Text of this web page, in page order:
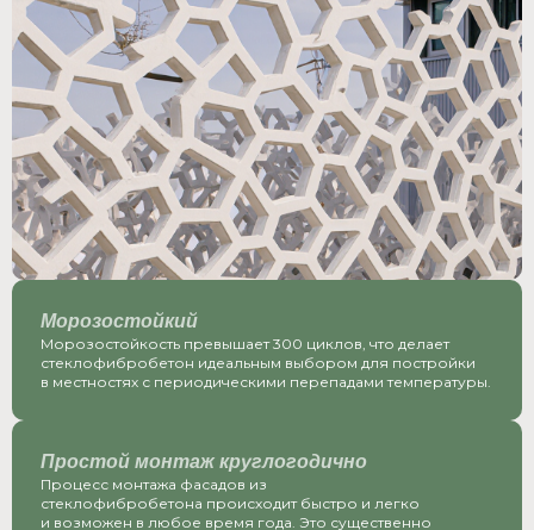
Морозостойкий
Морозостойкость превышает 300 циклов, что делает
стеклофибробетон идеальным выбором для постройки
в местностях с периодическими перепадами температуры.
Простой монтаж круглогодично
Процесс монтажа фасадов из
стеклофибробетона происходит быстро и легко
и возможен в любое время года. Это существенно